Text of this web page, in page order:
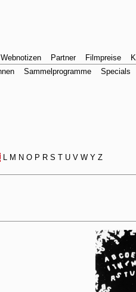
Webnotizen Partner Filmpreise
Sammelprogramme Specials
L M N O P R S T U V W Y Z